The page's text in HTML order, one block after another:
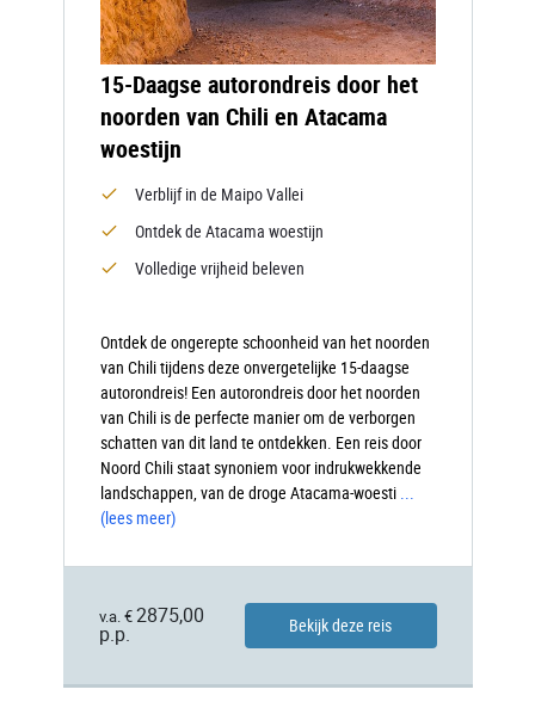
15-Daagse autorondreis door het
noorden van Chili en Atacama
woestijn
Verblijf in de Maipo Vallei
Ontdek de Atacama woestijn
Volledige vrijheid beleven
Ontdek de ongerepte schoonheid van het noorden
van Chili tijdens deze onvergetelijke 15-daagse
autorondreis! Een autorondreis door het noorden
van Chili is de perfecte manier om de verborgen
schatten van dit land te ontdekken. Een reis door
Noord Chili staat synoniem voor indrukwekkende
landschappen, van de droge Atacama-woesti ...
(lees meer)
v.a. € 2875,00
p.p.
Bekijk deze reis